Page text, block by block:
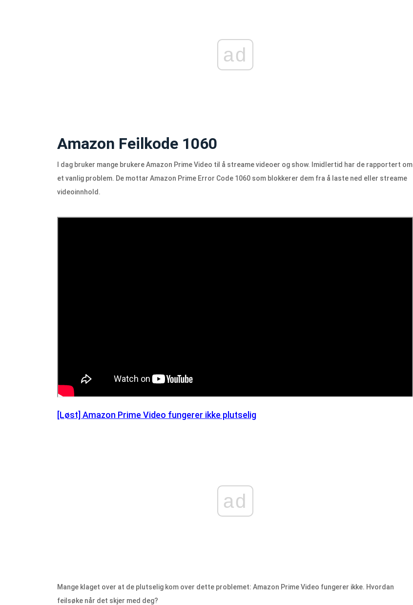
ad
Amazon Feilkode 1060
I dag bruker mange brukere Amazon Prime Video til å streame videoer og show. Imidlertid har de rapportert om
et vanlig problem. De mottar Amazon Prime Error Code 1060 som blokkerer dem fra å laste ned eller streame
videoinnhold.
[Løst] Amazon Prime Video fungerer ikke plutselig
ad
Mange klaget over at de plutselig kom over dette problemet: Amazon Prime Video fungerer ikke. Hvordan
feilsøke når det skjer med deg?